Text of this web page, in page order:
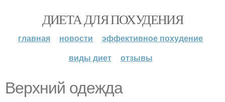
ДИЕТА ДЛЯ ПОХУДЕНИЯ
главная новости
эффективное похудение
виды диет
отзывы
Верхний одежда